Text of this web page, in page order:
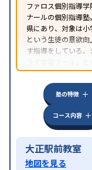
ファロス個別指導
ナールの個別指導
県にあり、対象は小
という生徒の意欲
す指導をしている
ライ学習ツール」
塾の特徴
コース内容
大正駅前教室
地図を見る